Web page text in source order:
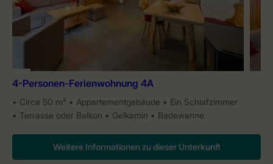
4-Personen-Ferienwohnung 4A
Circa 50 m² Appartementgebäude
Ein Schlafzimmer
Terrasse oder Balkon
Gelkamin Badewanne
Weitere Informationen zu dieser Unterkunft